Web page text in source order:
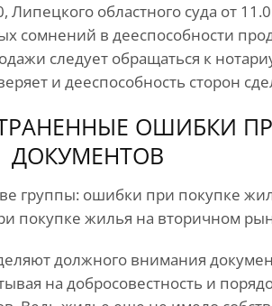
областного суда от
сомнений в дееспособности
следует обращаться к
и дееспособность сторон
ОШИБКИ
ДОКУМЕНТОВ
группы: ошибки при покупке
покупке жилья на вторичном
должного внимания
на добросовестность и